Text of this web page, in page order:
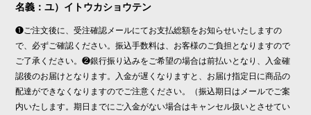
名義：ユ）イトウカショウテン
❶ご注文後に、受注確認メールにてお支払総額をお知らせいたしますの
で、必ずご確認ください。振込手数料は、お客様のご負担となりますので
ご了承ください。❷銀行振り込みをご希望の場合は前払いとなり、入金確
認後のお届けとなります。入金が遅くなりますと、お届け指定日に商品の
配達ができなくなりますのでご注意ください。（振込期日はメールでご案
内いたします。期日までにご入金がない場合はキャンセル扱いとさせてい